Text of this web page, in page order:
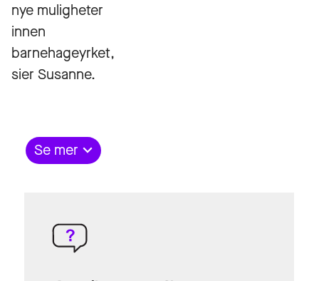
nye muligheter
innen
barnehageyrket,
sier Susanne.
Se mer